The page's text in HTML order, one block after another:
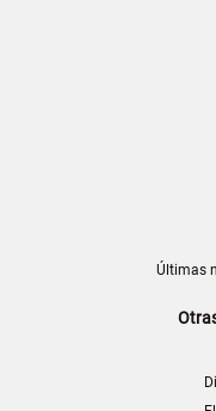
Últimas